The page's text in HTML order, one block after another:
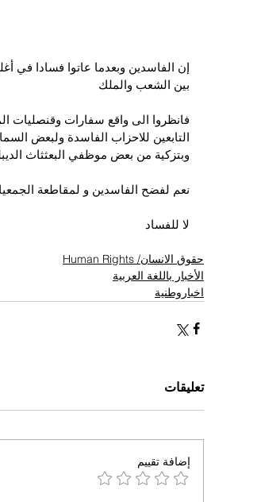
إن الفاسدين وبعدما عاتوا فسادا في
بين الشعب والملك
فانظروا الى واقع سفارات وقنصليات
التابعين للاحزاب الفاسدة ولبعض
وبتزكية من بعض موظفي البعثثاث
نعم لفضح الفاسدين و لمقاطعة
لا للفساد
حقوق الانسان/ Human Rights
الأخبار باللغة العربية
اخباروطنية
تعليقات
إضافة تقييم